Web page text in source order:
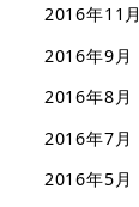
2016年11月
2016年9月
2016年8月
2016年7月
2016年5月